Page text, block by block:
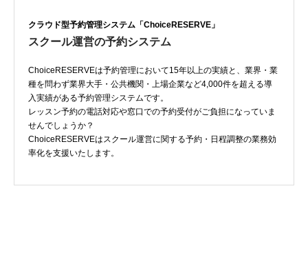
クラウド型予約管理システム「ChoiceRESERVE」
スクール運営の予約システム
ChoiceRESERVEは予約管理において15年以上の実績と、業界・業
種を問わず業界大手・公共機関・上場企業など4,000件を超える導
入実績がある予約管理システムです。
レッスン予約の電話対応や窓口での予約受付がご負担になっていま
せんでしょうか？
ChoiceRESERVEはスクール運営に関する予約・日程調整の業務効
率化を支援いたします。